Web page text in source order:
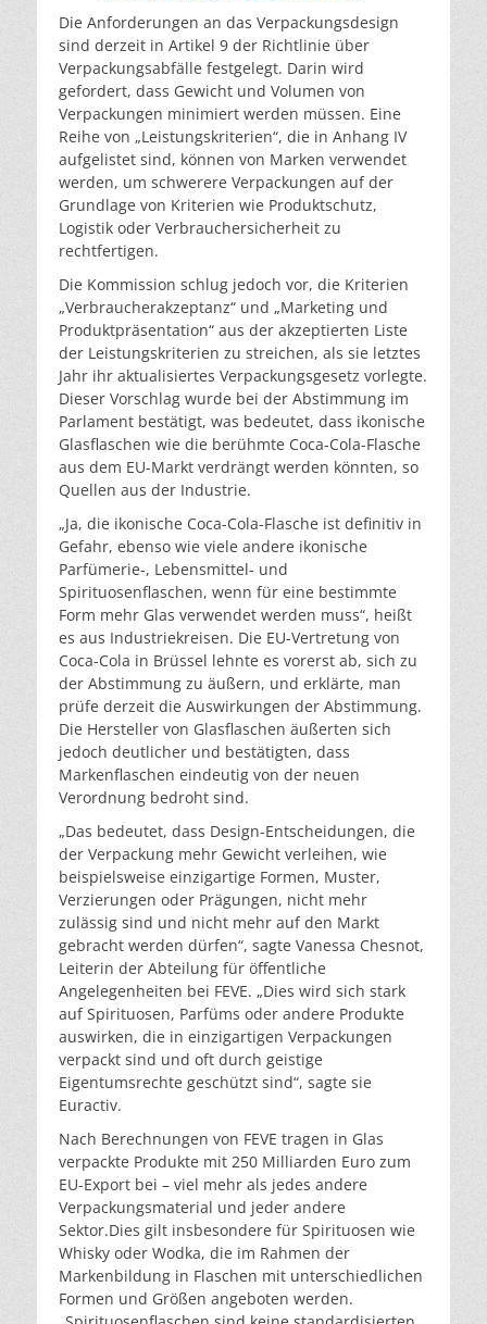
Die Anforderungen an das Verpackungsdesign
sind derzeit in Artikel 9 der Richtlinie über
Verpackungsabfälle festgelegt. Darin wird
gefordert, dass Gewicht und Volumen von
Verpackungen minimiert werden müssen. Eine
Reihe von „Leistungskriterien“, die in Anhang IV
aufgelistet sind, können von Marken verwendet
werden, um schwerere Verpackungen auf der
Grundlage von Kriterien wie Produktschutz,
Logistik oder Verbrauchersicherheit zu
rechtfertigen.
Die Kommission schlug jedoch vor, die Kriterien
„Verbraucherakzeptanz“ und „Marketing und
Produktpräsentation“ aus der akzeptierten Liste
der Leistungskriterien zu streichen, als sie letztes
Jahr ihr aktualisiertes Verpackungsgesetz vorlegte.
Dieser Vorschlag wurde bei der Abstimmung im
Parlament bestätigt, was bedeutet, dass ikonische
Glasflaschen wie die berühmte Coca-Cola-Flasche
aus dem EU-Markt verdrängt werden könnten, so
Quellen aus der Industrie.
„Ja, die ikonische Coca-Cola-Flasche ist definitiv in
Gefahr, ebenso wie viele andere ikonische
Parfümerie-, Lebensmittel- und
Spirituosenflaschen, wenn für eine bestimmte
Form mehr Glas verwendet werden muss“, heißt
es aus Industriekreisen. Die EU-Vertretung von
Coca-Cola in Brüssel lehnte es vorerst ab, sich zu
der Abstimmung zu äußern, und erklärte, man
prüfe derzeit die Auswirkungen der Abstimmung.
Die Hersteller von Glasflaschen äußerten sich
jedoch deutlicher und bestätigten, dass
Markenflaschen eindeutig von der neuen
Verordnung bedroht sind.
„Das bedeutet, dass Design-Entscheidungen, die
der Verpackung mehr Gewicht verleihen, wie
beispielsweise einzigartige Formen, Muster,
Verzierungen oder Prägungen, nicht mehr
zulässig sind und nicht mehr auf den Markt
gebracht werden dürfen“, sagte Vanessa Chesnot,
Leiterin der Abteilung für öffentliche
Angelegenheiten bei FEVE. „Dies wird sich stark
auf Spirituosen, Parfüms oder andere Produkte
auswirken, die in einzigartigen Verpackungen
verpackt sind und oft durch geistige
Eigentumsrechte geschützt sind“, sagte sie
Euractiv.
Nach Berechnungen von FEVE tragen in Glas
verpackte Produkte mit 250 Milliarden Euro zum
EU-Export bei – viel mehr als jedes andere
Verpackungsmaterial und jeder andere
Sektor.Dies gilt insbesondere für Spirituosen wie
Whisky oder Wodka, die im Rahmen der
Markenbildung in Flaschen mit unterschiedlichen
Formen und Größen angeboten werden.